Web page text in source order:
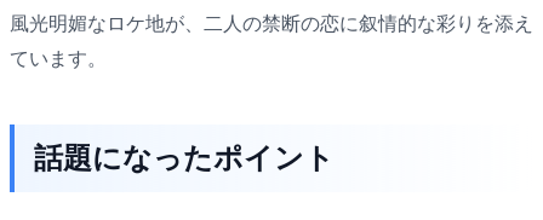
風光明媚なロケ地が、二人の禁断の恋に叙情的な彩りを添え
ています。
話題になったポイント